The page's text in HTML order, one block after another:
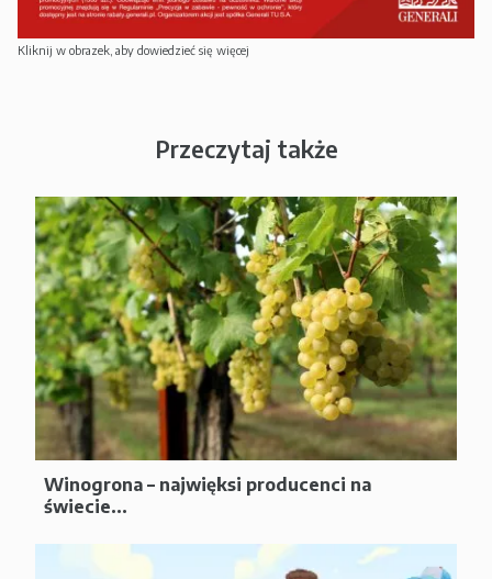
Kliknij w obrazek, aby dowiedzieć się więcej
Przeczytaj także
Winogrona – najwięksi producenci na
świecie...